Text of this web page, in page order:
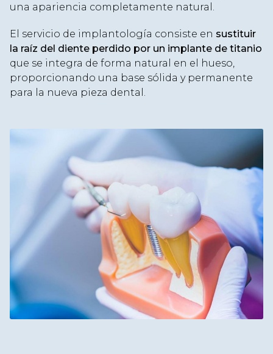
una apariencia completamente natural.
El servicio de implantología consiste en sustituir
la raíz del diente perdido por un implante de titanio
que se integra de forma natural en el hueso,
proporcionando una base sólida y permanente
para la nueva pieza dental.